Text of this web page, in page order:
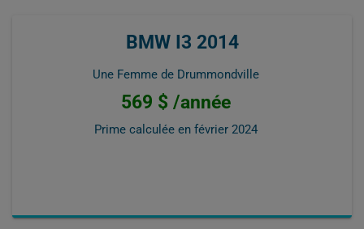
BMW I3 2014
Une Femme de Drummondville
569 $ /année
Prime calculée en février 2024